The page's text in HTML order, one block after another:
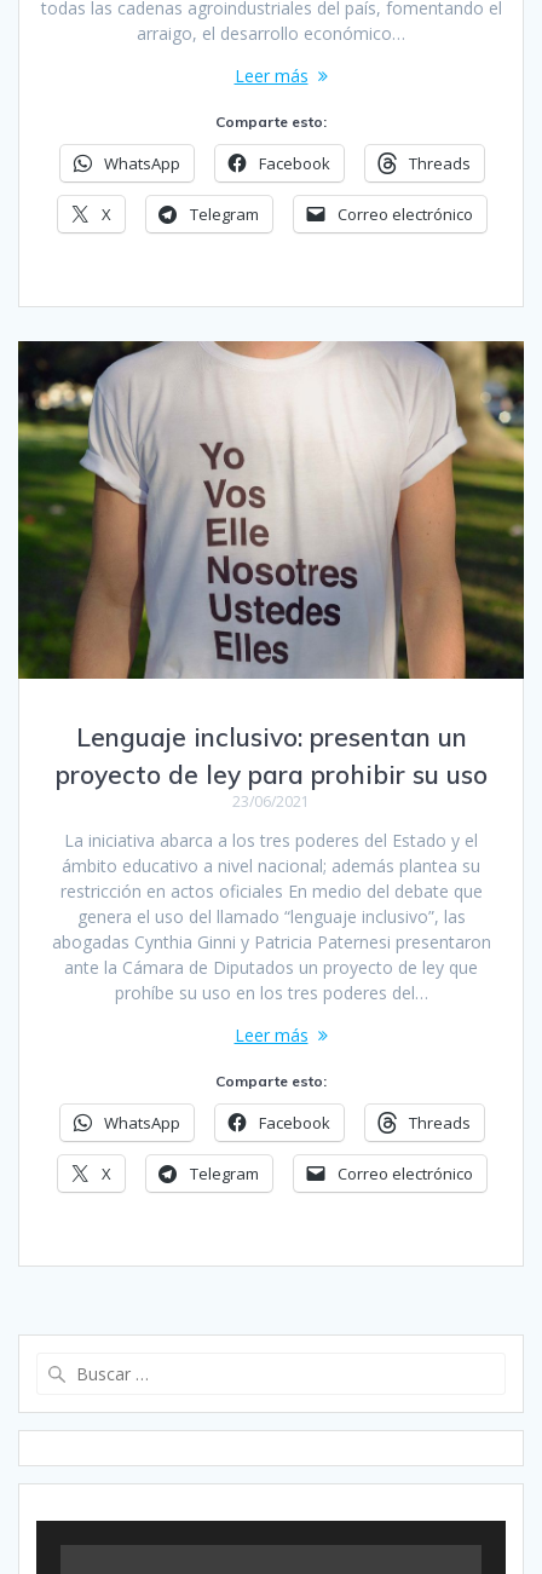
todas las cadenas agroindustriales del país, fomentando el
arraigo, el desarrollo económico…
Leer más
Comparte esto:
WhatsApp Facebook Threads
X Telegram Correo electrónico
Lenguaje inclusivo: presentan un
proyecto de ley para prohibir su uso
23/06/2021
La iniciativa abarca a los tres poderes del Estado y el
ámbito educativo a nivel nacional; además plantea su
restricción en actos oficiales En medio del debate que
genera el uso del llamado “lenguaje inclusivo”, las
abogadas Cynthia Ginni y Patricia Paternesi presentaron
ante la Cámara de Diputados un proyecto de ley que
prohíbe su uso en los tres poderes del…
Leer más
Comparte esto:
WhatsApp Facebook Threads
X Telegram Correo electrónico